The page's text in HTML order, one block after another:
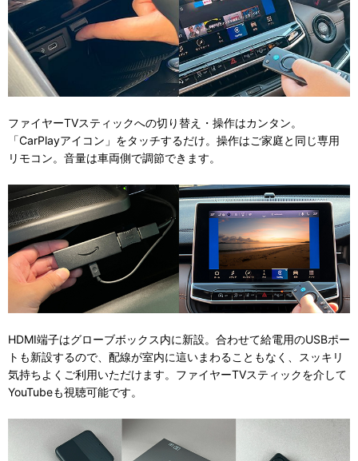
ファイヤーTVスティックへの切り替え・操作はカンタン。
「CarPlayアイコン」をタッチするだけ。操作はご家庭と同じ専用
リモコン。音量は車両側で調節できます。
HDMI端子はグローブボックス内に新設。合わせて給電用のUSBポー
トも新設するので、配線が室内に這いまわることもなく、スッキリ
気持ちよくご利用いただけます。ファイヤーTVスティックを介して
YouTubeも視聴可能です。